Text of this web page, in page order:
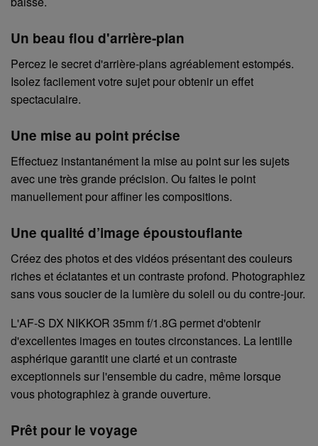
Un beau flou d'arrière-plan
Percez le secret d'arrière-plans agréablement estompés.
Isolez facilement votre sujet pour obtenir un effet
spectaculaire.
Une mise au point précise
Effectuez instantanément la mise au point sur les sujets
avec une très grande précision. Ou faites le point
manuellement pour affiner les compositions.
Une qualité d’image époustouflante
Créez des photos et des vidéos présentant des couleurs
riches et éclatantes et un contraste profond. Photographiez
sans vous soucier de la lumière du soleil ou du contre-jour.
L'AF-S DX NIKKOR 35mm f/1.8G permet d'obtenir
d'excellentes images en toutes circonstances. La lentille
asphérique garantit une clarté et un contraste
exceptionnels sur l'ensemble du cadre, même lorsque
vous photographiez à grande ouverture.
Prêt pour le voyage